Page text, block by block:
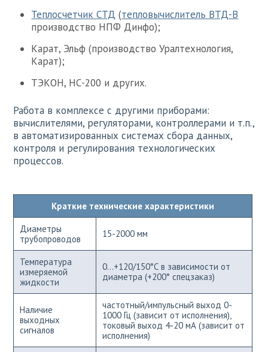
Теплосчетчик СТД (тепловычислитель ВТД-В
производство НПФ Динфо);
Карат, Эльф (производство Уралтехнология,
Карат);
ТЭКОН, НС-200 и других.
Работа в комплексе с другими приборами:
вычислителями, регуляторами, контроллерами и т.п.,
в автоматизированных системах сбора данных,
контроля и регулирования технологических
процессов.
Краткие технические характеристики
Диаметры
трубопроводов
15-2000 мм
Температура
измеряемой
жидкости
0...+120/150°С в зависимости от
диаметра (+200° спецзаказ)
Наличие
выходных
сигналов
частотный/импульсный выход 0-
1000 Гц (зависит от исполнения),
токовый выход 4-20 мА (зависит от
исполнения)